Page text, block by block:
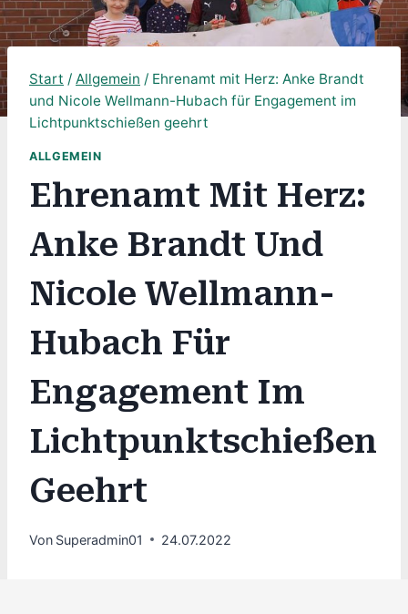
Start / Allgemein / Ehrenamt mit Herz: Anke Brandt
und Nicole Wellmann-Hubach für Engagement im
Lichtpunktschießen geehrt
ALLGEMEIN
Ehrenamt Mit Herz:
Anke Brandt Und
Nicole Wellmann-
Hubach Für
Engagement Im
Lichtpunktschießen
Geehrt
Von Superadmin01 24.07.2022